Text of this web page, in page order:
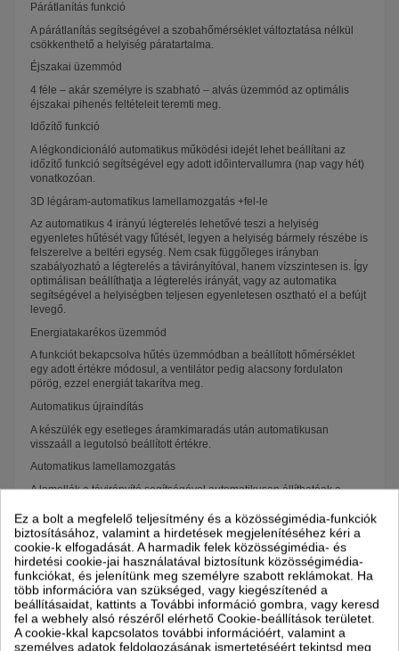
Párátlanítás funkció
A párátlanítás segítségével a szobahőmérséklet változtatása nélkül
csökkenthető a helyiség páratartalma.
Éjszakai üzemmód
4 féle – akár személyre is szabható – alvás üzemmód az optimális
éjszakai pihenés feltételeit teremti meg.
Időzítő funkció
A légkondicionáló automatikus működési idejét lehet beállítani az
időzítő funkció segítségével egy adott időintervallumra (nap vagy hét)
vonatkozóan.
3D légáram-automatikus lamellamozgatás +fel-le
Az automatikus 4 irányú légterelés lehetővé teszi a helyiség
egyenletes hűtését vagy fűtését, legyen a helyiség bármely részébe is
felszerelve a beltéri egység. Nem csak függőleges irányban
szabályozható a légterelés a távirányítóval, hanem vízszintesen is. Így
optimálisan beállíthatja a légterelés irányát, vagy az automatika
segítségével a helyiségben teljesen egyenletesen osztható el a befújt
levegő.
Energiatakarékos üzemmód
A funkciót bekapcsolva hűtés üzemmódban a beállított hőmérséklet
egy adott értékre módosul, a ventilátor pedig alacsony fordulaton
pörög, ezzel energiát takarítva meg.
Automatikus újraindítás
A készülék egy esetleges áramkimaradás után automatikusan
visszaáll a legutolsó beállított értékre.
Automatikus lamellamozgatás
A lamellák a távirányító segítségével automatikusan állíthatóak a
8 0C-os temperálás
Csendes üzemmód
A csendes üzemmód segítségével klímánk szinte hangtalanul teszi a
dolgát.
"I feel" funkció
A szobahőmérséklet pontos szabályozását teszi lehetővé a készülék
távirányítójába épített érzékelő segítségével. Amennyiben a
Ez a bolt a megfelelő teljesítmény és a közösségimédia-funkciók
biztosításához, valamint a hirdetések megjelenítéséhez kéri a
cookie-k elfogadását. A harmadik felek közösségimédia- és
hirdetési cookie-jai használatával biztosítunk közösségimédia-
funkciókat, és jelenítünk meg személyre szabott reklámokat. Ha
több információra van szükséged, vagy kiegészítenéd a
beállításaidat, kattints a További információ gombra, vagy keresd
fel a webhely alsó részéről elérhető Cookie-beállítások területet.
A cookie-kkal kapcsolatos további információért, valamint a
személyes adatok feldolgozásának ismertetéséért tekintsd meg